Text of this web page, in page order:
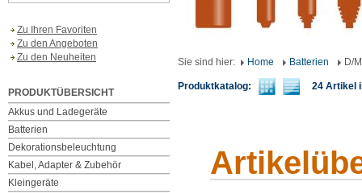
Zu Ihren Favoriten
Zu den Angeboten
Zu den Neuheiten
PRODUKTÜBERSICHT
Akkus und Ladegeräte
Batterien
Dekorationsbeleuchtung
Kabel, Adapter & Zubehör
Kleingeräte
Sie sind hier: Home Batterien D/
Produktkatalog: 24 Artikel